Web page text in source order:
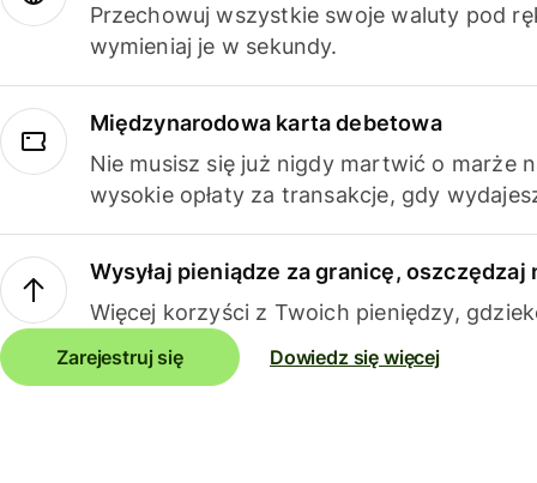
Przechowuj wszystkie swoje waluty pod
wymieniaj je w sekundy.
Międzynarodowa karta debetowa
Nie musisz się już nigdy martwić o marże
wysokie opłaty za transakcje, gdy
Wysyłaj pieniądze za granicę, oszczędzaj
Więcej korzyści z Twoich pieniędzy,
Zarejestruj się Dowiedz się więcej